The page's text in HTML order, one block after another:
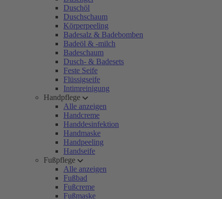
Duschöl
Duschschaum
Körperpeeling
Badesalz & Badebomben
Badeöl & -milch
Badeschaum
Dusch- & Badesets
Feste Seife
Flüssigseife
Intimreinigung
Handpflege
Alle anzeigen
Handcreme
Handdesinfektion
Handmaske
Handpeeling
Handseife
Fußpflege
Alle anzeigen
Fußbad
Fußcreme
Fußmaske